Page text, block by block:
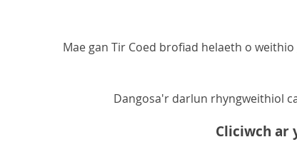
Mae gan Tir Coed brofiad helaeth o
Dangosa'r darlun rhyngweithiol
Cliciwch ar